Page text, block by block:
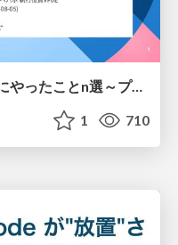
Claude Code全社展開のためにやったことn選～プラグイン302個・コミッター271人を支えるために～
1 710